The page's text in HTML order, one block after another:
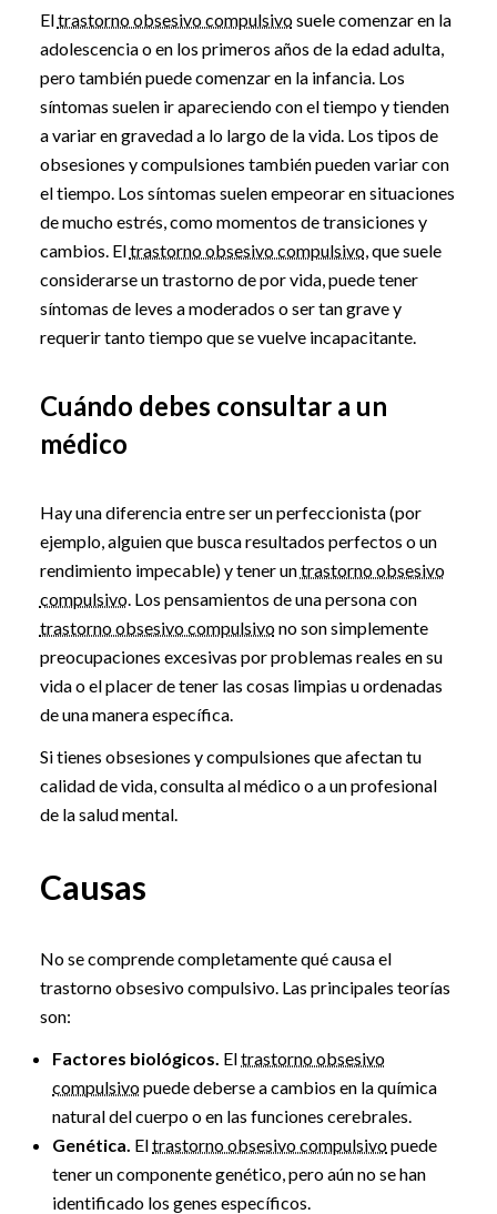
Eltrastorno obsesivo compulsivosuele comenzar en la
adolescencia o en los primeros años de la edad adulta,
pero también puede comenzar en la infancia. Los
síntomas suelen ir apareciendo con el tiempo y tienden
a variar en gravedad a lo largo de la vida. Los tipos de
obsesiones y compulsiones también pueden variar con
el tiempo. Los síntomas suelen empeorar en situaciones
de mucho estrés, como momentos de transiciones y
cambios. Eltrastorno obsesivo compulsivo, que suele
considerarse un trastorno de por vida, puede tener
síntomas de leves a moderados o ser tan grave y
requerir tanto tiempo que se vuelve incapacitante.
Cuándo debes consultar a un
médico
Hay una diferencia entre ser un perfeccionista (por
ejemplo, alguien que busca resultados perfectos o un
rendimiento impecable) y tener untrastorno obsesivo
compulsivo. Los pensamientos de una persona con
trastorno obsesivo compulsivono son simplemente
preocupaciones excesivas por problemas reales en su
vida o el placer de tener las cosas limpias u ordenadas
de una manera específica.
Si tienes obsesiones y compulsiones que afectan tu
calidad de vida, consulta al médico o a un profesional
de la salud mental.
Causas
No se comprende completamente qué causa el
trastorno obsesivo compulsivo. Las principales teorías
son:
Factores biológicos. Eltrastorno obsesivo
compulsivopuede deberse a cambios en la química
natural del cuerpo o en las funciones cerebrales.
Genética. Eltrastorno obsesivo compulsivopuede
tener un componente genético, pero aún no se han
identificado los genes específicos.